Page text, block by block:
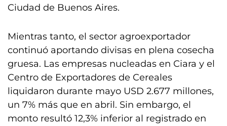
Ciudad de Buenos Aires.
Mientras tanto, el sector agroexportador
continuó aportando divisas en plena cosecha
gruesa. Las empresas nucleadas en Ciara y el
Centro de Exportadores de Cereales
liquidaron durante mayo USD 2.677 millones,
un 7% más que en abril. Sin embargo, el
monto resultó 12,3% inferior al registrado en